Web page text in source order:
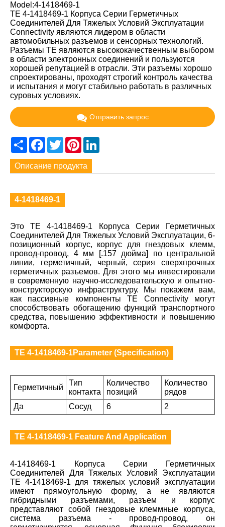
Model:4-1418469-1
TE 4-1418469-1 Корпуса Серии Герметичных
Соединителей Для Тяжелых Условий Эксплуатации
Connectivity являются лидером в области
автомобильных разъемов и сенсорных технологий.
Разъемы TE являются высококачественным выбором
в области электронных соединений и пользуются
хорошей репутацией в отрасли. Эти разъемы хорошо
спроектированы, проходят строгий контроль качества
и испытания и могут стабильно работать в различных
суровых условиях.
Отправить запрос
ShareFacebook
TwitterPinterest
Описание продукта
4-1418469-1
Это TE 4-1418469-1 Корпуса Серии Герметичных
Соединителей Для Тяжелых Условий Эксплуатации, 6-
позиционный корпус, корпус для гнездовых клемм,
провод-провод, 4 мм [.157 дюйма] по центральной
линии, герметичный, черный, серия сверхпрочных
герметичных разъемов. Для этого мы инвестировали
в современную научно-исследовательскую и опытно-
конструкторскую инфраструктуру. Мы покажем вам,
как пассивные компоненты TE Connectivity могут
способствовать обогащению функций транспортного
средства, повышению эффективности и повышению
комфорта.
TE 4-1418469-1Parameter (Specification)
Герметичный
Тип
контакта
Количество
позиций
Количество
рядов
Да
Сосуд 6 2
TE 4-1418469-1 Feature And Application
4-1418469-1 Корпуса Серии Герметичных
Соединителей Для Тяжелых Условий Эксплуатации
TE 4-1418469-1 для тяжелых условий эксплуатации
имеют прямоугольную форму, а не являются
гибридными разъемами, разъем и корпус
представляют собой гнездовые клеммные корпуса,
система разъема - провод-провод, он